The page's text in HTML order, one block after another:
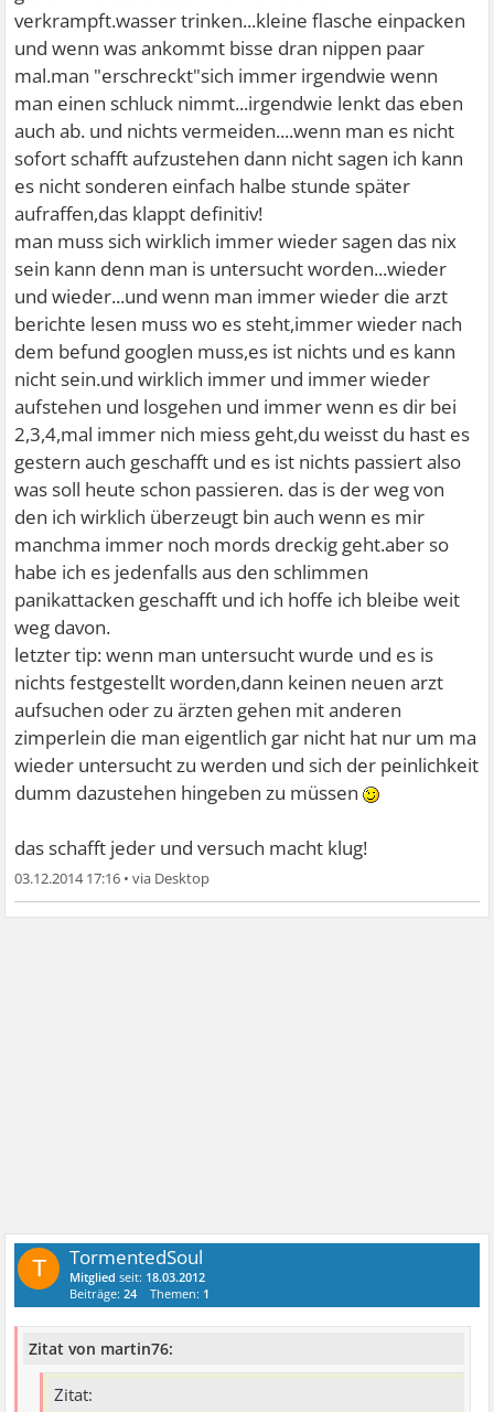
verkrampft.wasser trinken...kleine flasche einpacken
und wenn was ankommt bisse dran nippen paar
mal.man "erschreckt"sich immer irgendwie wenn
man einen schluck nimmt...irgendwie lenkt das eben
auch ab. und nichts vermeiden....wenn man es nicht
sofort schafft aufzustehen dann nicht sagen ich kann
es nicht sonderen einfach halbe stunde später
aufraffen,das klappt definitiv!
man muss sich wirklich immer wieder sagen das nix
sein kann denn man is untersucht worden...wieder
und wieder...und wenn man immer wieder die arzt
berichte lesen muss wo es steht,immer wieder nach
dem befund googlen muss,es ist nichts und es kann
nicht sein.und wirklich immer und immer wieder
aufstehen und losgehen und immer wenn es dir bei
2,3,4,mal immer nich miess geht,du weisst du hast es
gestern auch geschafft und es ist nichts passiert also
was soll heute schon passieren. das is der weg von
den ich wirklich überzeugt bin auch wenn es mir
manchma immer noch mords dreckig geht.aber so
habe ich es jedenfalls aus den schlimmen
panikattacken geschafft und ich hoffe ich bleibe weit
weg davon.
letzter tip: wenn man untersucht wurde und es is
nichts festgestellt worden,dann keinen neuen arzt
aufsuchen oder zu ärzten gehen mit anderen
zimperlein die man eigentlich gar nicht hat nur um ma
wieder untersucht zu werden und sich der peinlichkeit
dumm dazustehen hingeben zu müssen
das schafft jeder und versuch macht klug!
03.12.2014 17:16 •
T TormentedSoul
Mitglied seit: 18.03.2012
Beiträge:24 Themen: 1
Zitat von martin76:
Zitat: